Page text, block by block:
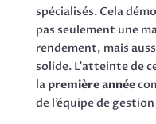
spécialisés. Cela
pas seulement une
rendement, mais
solide. L’atteinte de
la première année
de l’équipe de